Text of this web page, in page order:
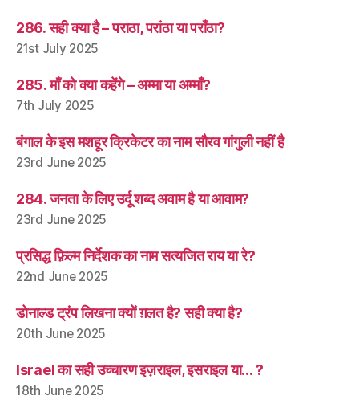
286. सही क्या है – पराठा, परांठा या पराँठा?
21st July 2025
285. माँ को क्या कहेंगे – अम्मा या अम्माँ?
7th July 2025
बंगाल के इस मशहूर क्रिकेटर का नाम सौरव गांगुली नहीं है
23rd June 2025
284. जनता के लिए उर्दू शब्द अवाम है या आवाम?
23rd June 2025
प्रसिद्ध फ़िल्म निर्देशक का नाम सत्यजित राय या रे?
22nd June 2025
डोनाल्ड ट्रंप लिखना क्यों ग़लत है? सही क्या है?
20th June 2025
Israel का सही उच्चारण इज़राइल, इसराइल या… ?
18th June 2025